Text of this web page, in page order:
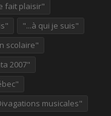
fait plaisir"
"...à qui je suis"
scolaire"
2007"
musicales"